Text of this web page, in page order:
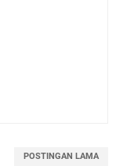
POSTINGAN LAMA